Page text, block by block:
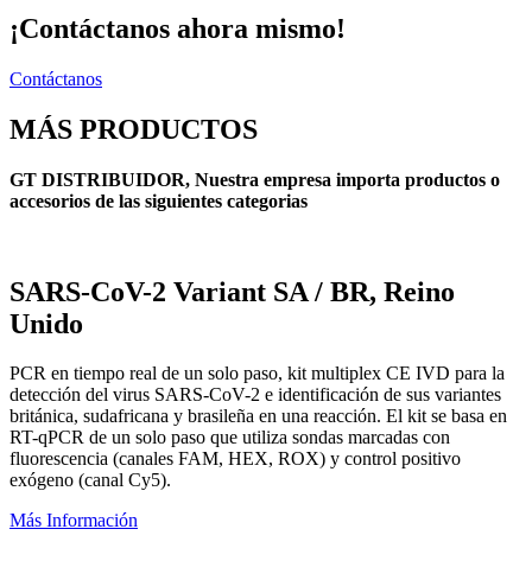
¡Contáctanos ahora mismo!
Contáctanos
MÁS PRODUCTOS
GT DISTRIBUIDOR, Nuestra empresa importa productos o
accesorios de las siguientes categorias
SARS-CoV-2 Variant SA / BR, Reino
Unido
PCR en tiempo real de un solo paso, kit multiplex CE IVD para la
detección del virus SARS-CoV-2 e identificación de sus variantes
británica, sudafricana y brasileña en una reacción. El kit se basa en
RT-qPCR de un solo paso que utiliza sondas marcadas con
fluorescencia (canales FAM, HEX, ROX) y control positivo
exógeno (canal Cy5).
Más Información